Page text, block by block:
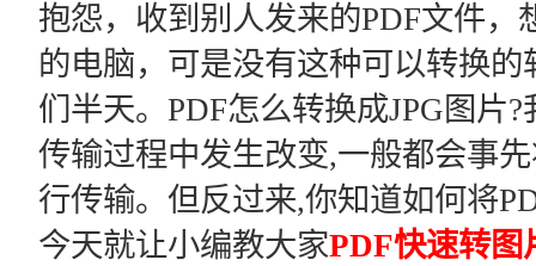
抱怨，收到别人发来的PDF文件
的电脑，可是没有这种可以转换
们半天。PDF怎么转换成JPG图片
传输过程中发生改变,一般都会事
行传输。但反过来,你知道如何将
今天就让小编教大家PDF快速转图